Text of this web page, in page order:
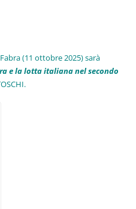
(11 ottobre 2025) sarà
e la lotta italiana nel secondo